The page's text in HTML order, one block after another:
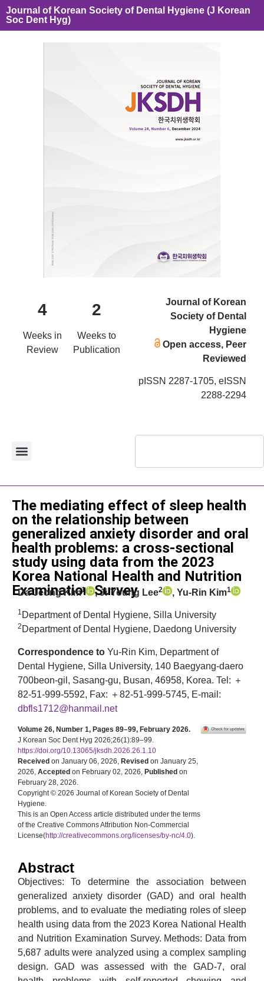
Journal of Korean Society of Dental Hygiene (J Korean
Soc Dent Hyg)
4
Weeks in
Review
2
Weeks to
Publication
Journal of Korean
Society of Dental
Hygiene
Open access, Peer
Reviewed
pISSN 2287-1705, eISSN
2288-2294
Original Article
The mediating effect of sleep health
on the relationship between
generalized anxiety disorder and oral
health problems: a cross-sectional
study using data from the 2023
Korea National Health and Nutrition
Examination Survey
Da-Jeong Kim1 , Ji-Young Lee2 , Yu-Rin Kim1
1 Department of Dental Hygiene, Silla University
2 Department of Dental Hygiene, Daedong University
Correspondence to Yu-Rin Kim, Department of
Dental Hygiene, Silla University, 140 Baegyang-daero
700beon-gil, Sasang-gu, Busan, 46958, Korea. Tel: ＋
82-51-999-5592, Fax: ＋82-51-999-5745, E-mail:
dbfls1712@hanmail.net
Volume 26, Number 1, Pages 89–99, February 2026.
J Korean Soc Dent Hyg 2026;26(1):89–99.
https://doi.org/10.13065/jksdh.2026.26.1.10
Received on January 06, 2026, Revised on January 25,
2026, Accepted on February 02, 2026, Published on
February 28, 2026.
Copyright © 2026 Journal of Korean Society of Dental
Hygiene.
This is an Open Access article distributed under the terms
of the Creative Commons Attribution Non-Commercial
License(http://creativecommons.org/licenses/by-nc/4.0).
Abstract
Objectives: To determine the association between
generalized anxiety disorder (GAD) and oral health
problems, and to evaluate the mediating roles of sleep
health using data from the 2023 Korea National Health
and Nutrition Examination Survey. Methods: Data from
5,687 adults were analyzed using a complex sampling
design. GAD was assessed with the GAD-7, oral